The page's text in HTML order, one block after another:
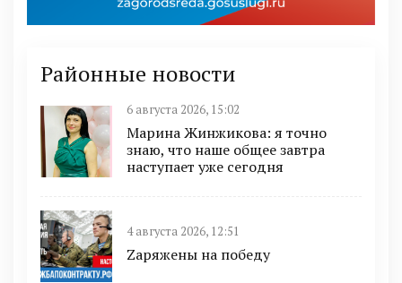
Районные новости
6 августа 2026, 15:02
Марина Жинжикова: я точно
знаю, что наше общее завтра
наступает уже сегодня
4 августа 2026, 12:51
Zаряжены на победу